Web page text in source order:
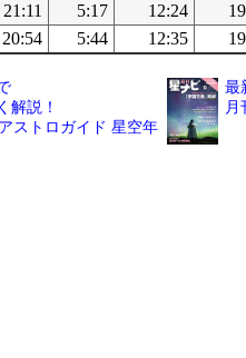
21:11 5:17 12:24
20:54 5:44 12:35
解説！
ストロガイド 星空年
最
月